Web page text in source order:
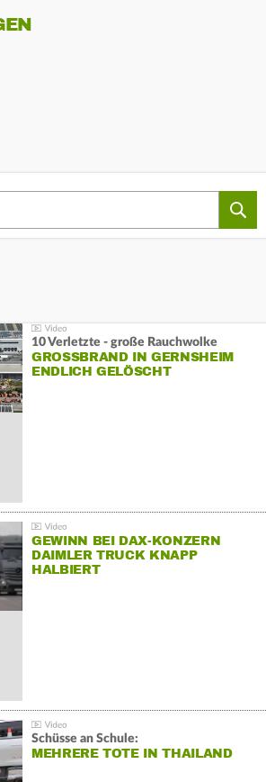
10 Verletzte - große Rauchwolke
GROSSBRAND IN GERNSHEIM E
NDLICH GELÖSCHT
GEWINN BEI DAX-KONZERN
DAIMLER TRUCK KNAPP
HALBIERT
Schüsse an Schule:
MEHRERE TOTE IN THAILAND